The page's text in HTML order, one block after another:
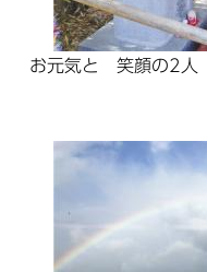
お元気と 笑顔の2